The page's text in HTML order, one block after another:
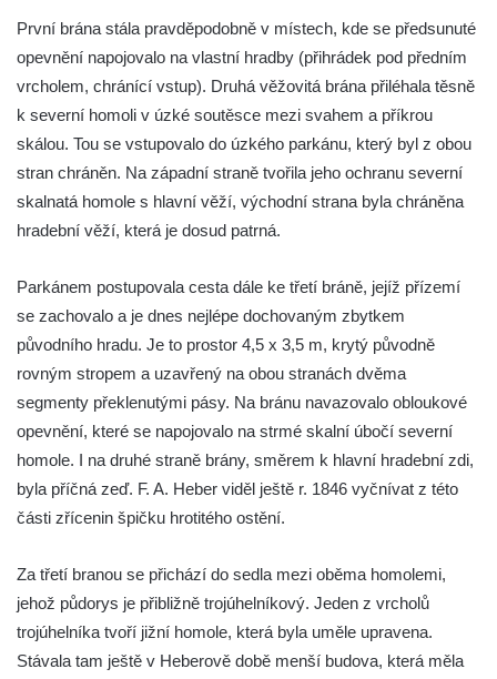
Hrad Vlčtejn (Wildenstein)
Hrad Helfenburk (Hrádek) u Úštěka
Skalní hrad a poustevna Sloup v Čechách
Hrad Tolštejn (Tollenstein)
Hrad Hamrštejn (Hammerstein)
Hrad Vildštejn (Skalná)
Hrad Krásný Buk (Schönbuch) u Krásné
Lípy
Horní Hrad, řečený Hauenštejn, okres
Karlovy Vary
Hrad Hartenberg (Hřebeny)
Hrad Přimda (Pfraumberg)
První brána stála pravděpodobně v místech, kde se předsunuté
opevnění napojovalo na vlastní hradby (přihrádek pod předním
vrcholem, chránící vstup). Druhá věžovitá brána přiléhala těsně
k severní homoli v úzké soutěsce mezi svahem a příkrou
skálou. Tou se vstupovalo do úzkého parkánu, který byl z obou
stran chráněn. Na západní straně tvořila jeho ochranu severní
skalnatá homole s hlavní věží, východní strana byla chráněna
hradební věží, která je dosud patrná.
Parkánem postupovala cesta dále ke třetí bráně, jejíž přízemí
se zachovalo a je dnes nejlépe dochovaným zbytkem
původního hradu. Je to prostor 4,5 x 3,5 m, krytý původně
rovným stropem a uzavřený na obou stranách dvěma
segmenty překlenutými pásy. Na bránu navazovalo obloukové
opevnění, které se napojovalo na strmé skalní úbočí severní
homole. I na druhé straně brány, směrem k hlavní hradební zdi,
byla příčná zeď. F. A. Heber viděl ještě r. 1846 vyčnívat z této
části zřícenin špičku hrotitého ostění.
Za třetí branou se přichází do sedla mezi oběma homolemi,
jehož půdorys je přibližně trojúhelníkový. Jeden z vrcholů
trojúhelníka tvoří jižní homole, která byla uměle upravena.
Stávala tam ještě v Heberově době menší budova, která měla